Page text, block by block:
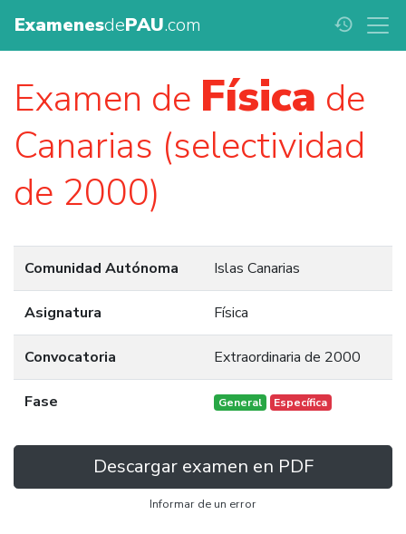
ExamenesdePAU.com history
Examen de Física de
Canarias (selectividad
de 2000)
Comunidad Autónoma Islas Canarias
Asignatura Física
Convocatoria Extraordinaria de 2000
Fase General Específica
Descargar examen en PDF
Informar de un error